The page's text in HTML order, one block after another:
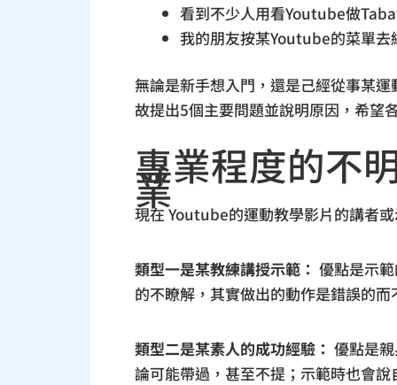
看到不少人用看Youtube做
我的朋友按某Youtube的菜單
無論是新手想入門，還是己經從事某
故提出5個主要問題並說明原因，希望
專業程度的不
業
現在 Youtube的運動教學影片的講者
類型一是某教練講授示範： 優點是示
的不瞭解，其實做出的動作是錯誤的而
類型二是某素人的成功經驗： 優點是
論可能帶過，甚至不提；示範時也會